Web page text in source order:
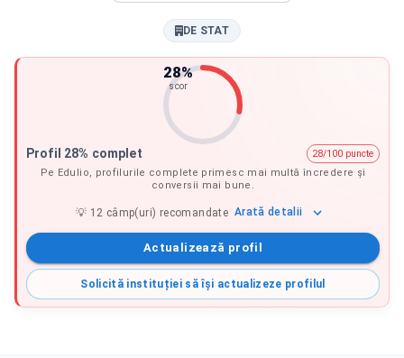
DE STAT
28%
scor
Profil 28% complet
28/100 puncte
Pe Edulio, profilurile complete primesc mai multă încredere și
conversii mai bune.
💡 12 câmp(uri) recomandate Arată detalii
Actualizează profil
Solicită instituției să își actualizeze profilul